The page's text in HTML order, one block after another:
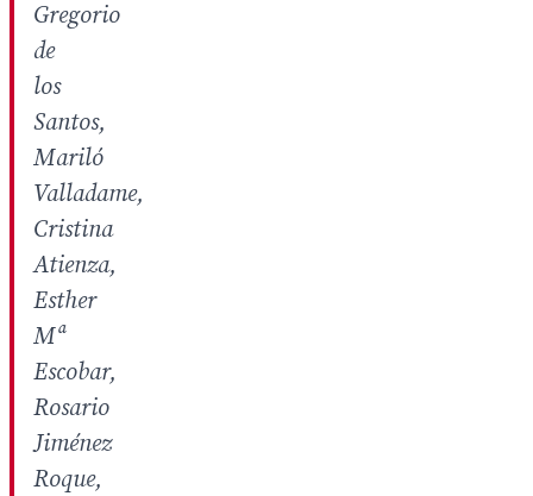
Gregorio
de
los
Santos,
Mariló
Valladame,
Cristina
Atienza,
Esther
Mª
Escobar,
Rosario
Jiménez
Roque,